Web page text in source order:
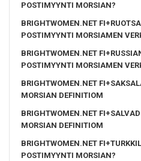
POSTIMYYNTI MORSIAN?
BRIGHTWOMEN.NET
POSTIMYYNTI MORSIAMEN
BRIGHTWOMEN.NET
POSTIMYYNTI MORSIAMEN
BRIGHTWOMEN.NET
MORSIAN DEFINITIOM
BRIGHTWOMEN.NET
MORSIAN DEFINITIOM
BRIGHTWOMEN.NET
POSTIMYYNTI MORSIAN?